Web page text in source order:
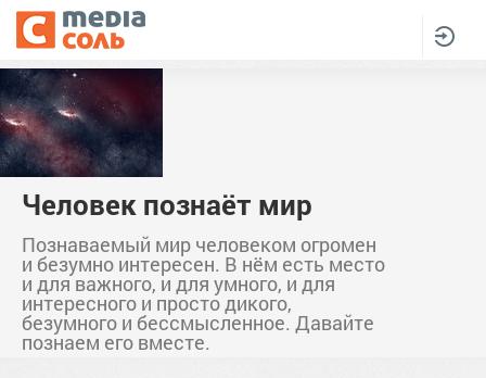
Человек познаёт мир
Познаваемый мир человеком огромен
и безумно интересен. В нём есть место
и для важного, и для умного, и для
интересного и просто дикого,
безумного и бессмысленное. Давайте
познаем его вместе.